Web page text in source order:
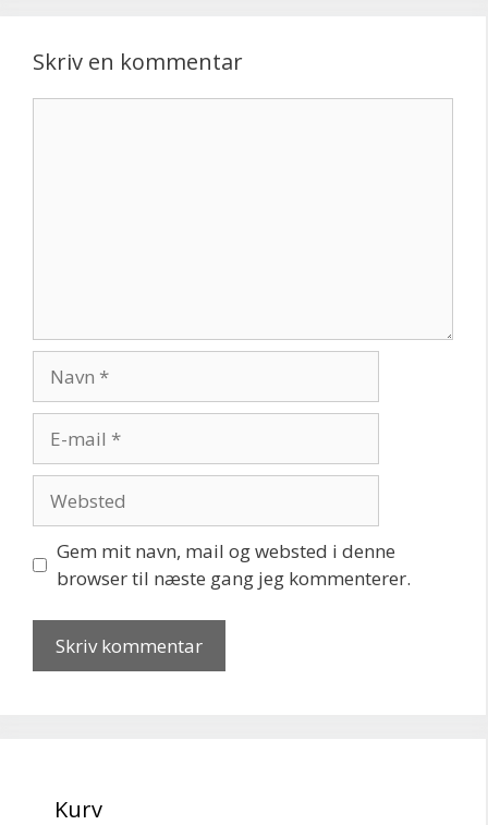
Skriv en kommentar
mail
Gem mit navn, mail og websted i denne
browser til næste gang jeg kommenterer.
Kurv